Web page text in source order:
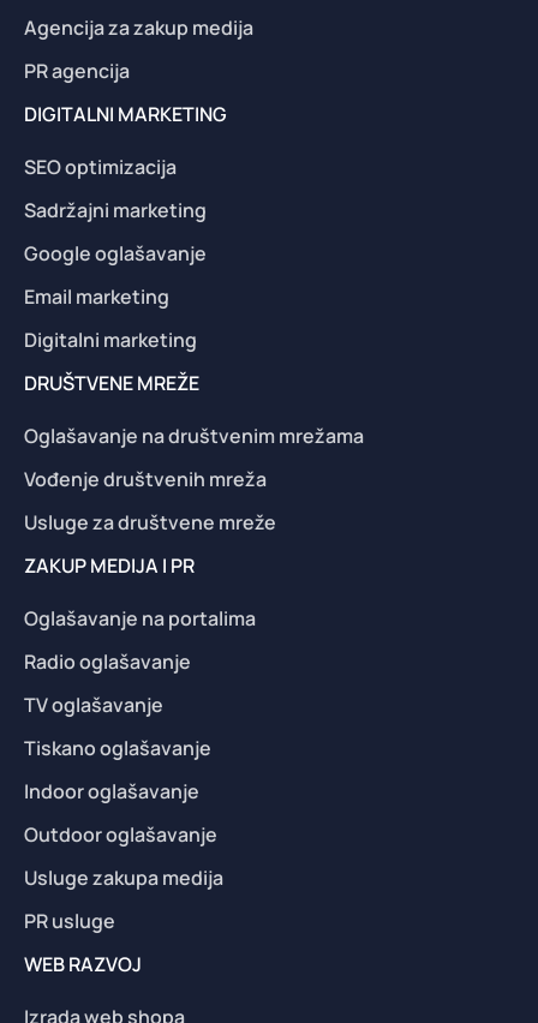
Agencija za zakup medija
PR agencija
DIGITALNI MARKETING
SEO optimizacija
Sadržajni marketing
Google oglašavanje
Email marketing
Digitalni marketing
DRUŠTVENE MREŽE
Oglašavanje na društvenim mrežama
Vođenje društvenih mreža
Usluge za društvene mreže
ZAKUP MEDIJA I PR
Oglašavanje na portalima
Radio oglašavanje
TV oglašavanje
Tiskano oglašavanje
Indoor oglašavanje
Outdoor oglašavanje
Usluge zakupa medija
PR usluge
WEB RAZVOJ
Izrada web shopa